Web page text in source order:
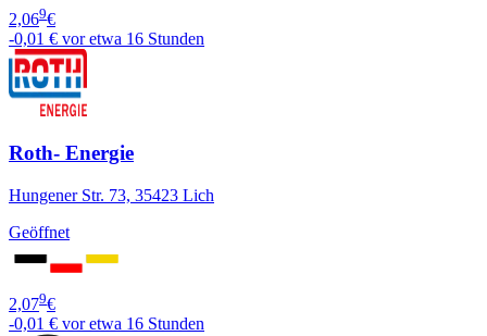
2,069€
-0,01 € vor etwa 16 Stunden
Roth- Energie
Hungener Str. 73, 35423 Lich
Geöffnet
2,079€
-0,01 € vor etwa 16 Stunden